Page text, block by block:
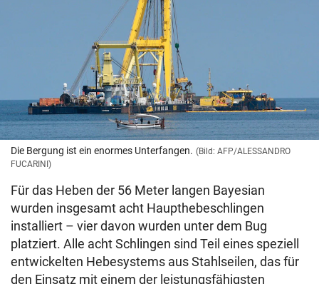
Die Bergung ist ein enormes Unterfangen. (Bild: AFP/ALESSANDRO
FUCARINI)
Für das Heben der 56 Meter langen Bayesian
wurden insgesamt acht Haupthebeschlingen
installiert – vier davon wurden unter dem Bug
platziert. Alle acht Schlingen sind Teil eines speziell
entwickelten Hebesystems aus Stahlseilen, das für
den Einsatz mit einem der leistungsfähigsten